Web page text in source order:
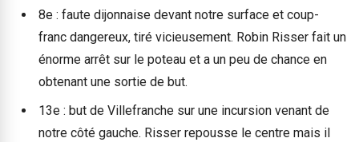
8e : faute dijonnaise devant notre surface et coup-
franc dangereux, tiré vicieusement. Robin Risser fait un
énorme arrêt sur le poteau et a un peu de chance en
obtenant une sortie de but.
13e : but de Villefranche sur une incursion venant de
notre côté gauche. Risser repousse le centre mais il